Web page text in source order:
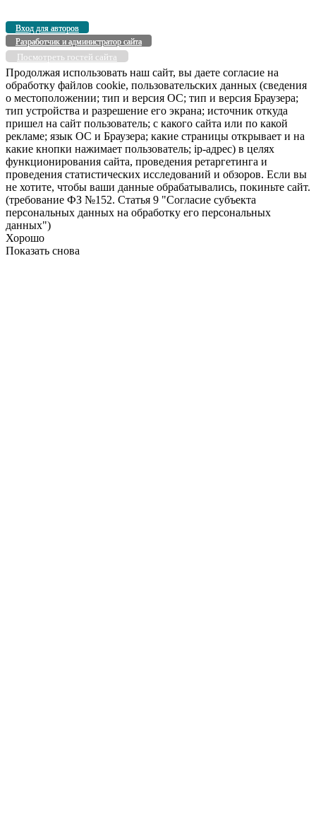
Вход для авторов
Разработчик и администратор сайта
Посмотреть гостей сайта
Продолжая использовать наш сайт, вы даете согласие на
обработку файлов cookie, пользовательских данных (сведения
о местоположении; тип и версия ОС; тип и версия Браузера;
тип устройства и разрешение его экрана; источник откуда
пришел на сайт пользователь; с какого сайта или по какой
рекламе; язык ОС и Браузера; какие страницы открывает и на
какие кнопки нажимает пользователь; ip-адрес) в целях
функционирования сайта, проведения ретаргетинга и
проведения статистических исследований и обзоров. Если вы
не хотите, чтобы ваши данные обрабатывались, покиньте сайт.
(требование ФЗ №152. Статья 9 "Согласие субъекта
персональных данных на обработку его персональных
данных")
Хорошо
Показать снова